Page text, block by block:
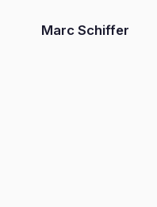
Marc Schiffer